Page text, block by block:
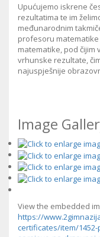
Upućujemo iskrene
rezultatima te im
međunarodnim
profesoru matematike
matematike, pod
vrhunske rezultate,
najuspješnije
Image
View the embedded
https://
certificates/item/